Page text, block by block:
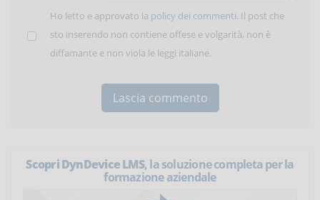
Ho letto e approvato la policy dei commenti. Il post che
sto inserendo non contiene offese e volgarità, non è
diffamante e non viola le leggi italiane.
Scopri DynDevice LMS, la soluzione completa per la
formazione aziendale